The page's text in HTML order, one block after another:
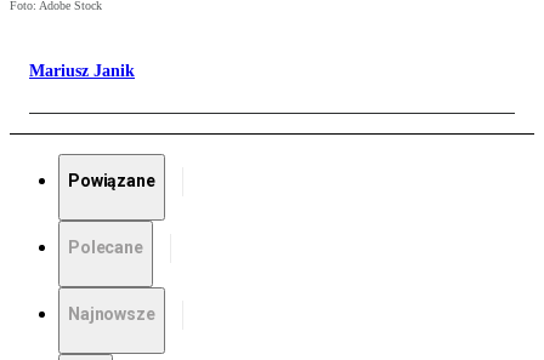
Foto: Adobe Stock
Mariusz Janik
Powiązane
Polecane
Najnowsze